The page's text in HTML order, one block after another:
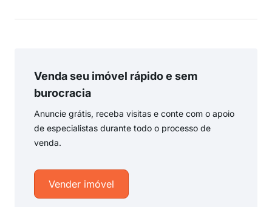
Venda seu imóvel rápido e sem
burocracia
Anuncie grátis, receba visitas e conte com o apoio
de especialistas durante todo o processo de
venda.
Vender imóvel